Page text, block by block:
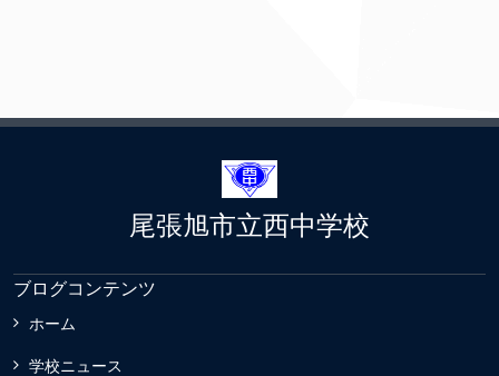
尾張旭市立西中学校
ブログコンテンツ
ホーム
学校ニュース